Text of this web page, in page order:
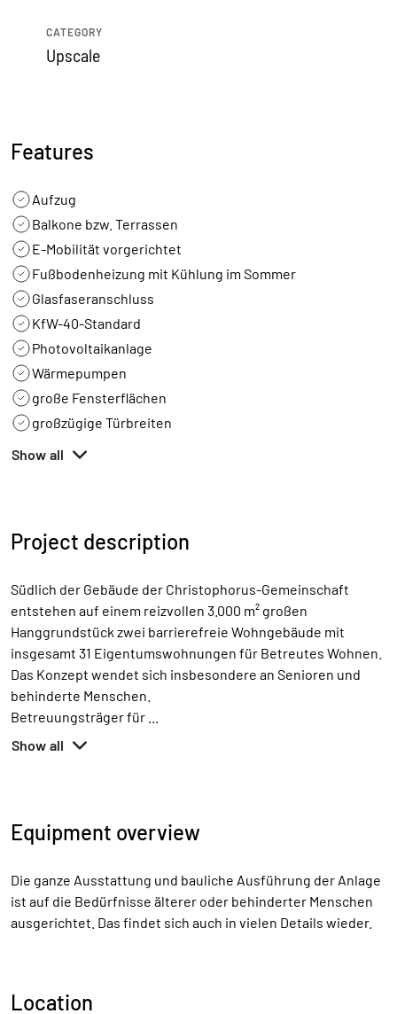
CATEGORY
Upscale
Features
Aufzug
Balkone bzw. Terrassen
E-Mobilität vorgerichtet
Fußbodenheizung mit Kühlung im Sommer
Glasfaseranschluss
KfW-40-Standard
Photovoltaikanlage
Wärmepumpen
große Fensterflächen
großzügige Türbreiten
Show all
Project description
Südlich der Gebäude der Christophorus-Gemeinschaft
entstehen auf einem reizvollen 3.000 m² großen
Hanggrundstück zwei barrierefreie Wohngebäude mit
insgesamt 31 Eigentumswohnungen für Betreutes Wohnen.
Das Konzept wendet sich insbesondere an Senioren und
behinderte Menschen.
Betreuungsträger für
Show all
Equipment overview
Die ganze Ausstattung und bauliche Ausführung der Anlage
ist auf die Bedürfnisse älterer oder behinderter Menschen
ausgerichtet. Das findet sich auch in vielen Details wieder.
Location